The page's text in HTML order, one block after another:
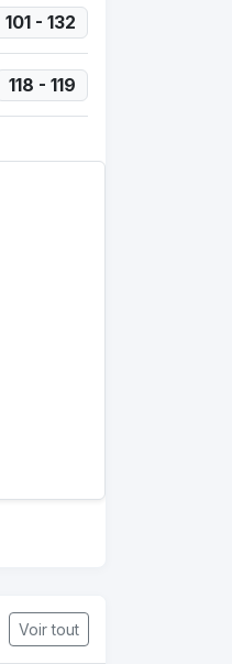
101 - 132
118 - 119
Voir tout